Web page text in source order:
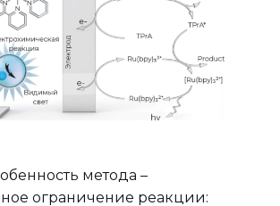
метода –
ограничение реакции: